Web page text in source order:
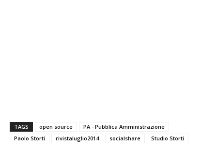
TAGS open source
PA - Pubblica Amministrazione
Paolo Storti
rivistaluglio2014 socialshare Studio Storti